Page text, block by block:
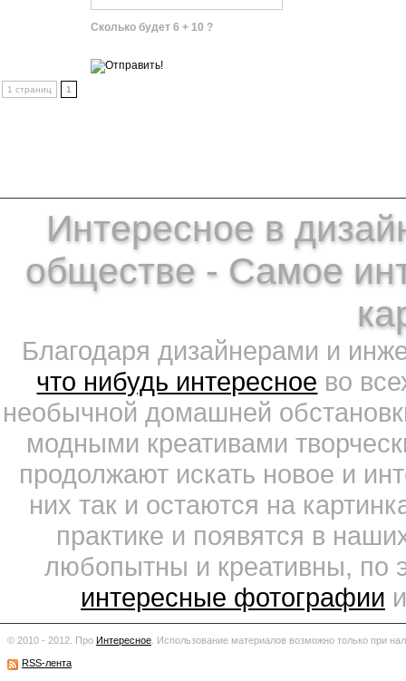
Сколько будет 6 + 10 ?
1 страниц 1
Интересное в
обществе - Самое
Благодаря дизайнерами и
что нибудь интересное во
необычной домашней
модными креативами
продолжают искать новое и
них так и остаются на
практике и появятся в
любопытны и креативны, по
интересные фотографии
© 2010 - 2012. Про Интересное Использование материалов возможно только при
RSS-лента